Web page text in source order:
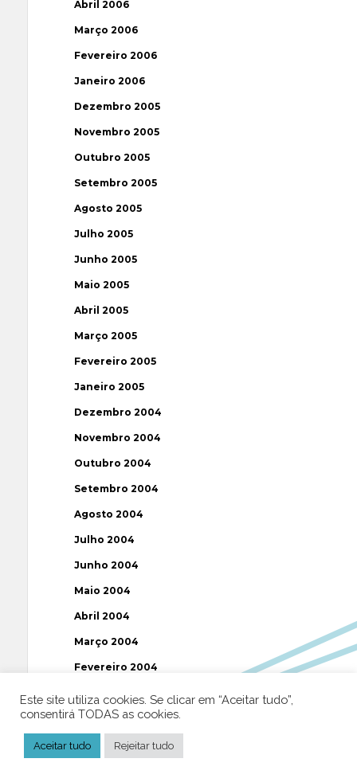
Abril 2006
Março 2006
Fevereiro 2006
Janeiro 2006
Dezembro 2005
Novembro 2005
Outubro 2005
Setembro 2005
Agosto 2005
Julho 2005
Junho 2005
Maio 2005
Abril 2005
Março 2005
Fevereiro 2005
Janeiro 2005
Dezembro 2004
Novembro 2004
Outubro 2004
Setembro 2004
Agosto 2004
Julho 2004
Junho 2004
Maio 2004
Abril 2004
Março 2004
Fevereiro 2004
Janeiro 2004
Dezembro 2003
Novembro 2003
Este site utiliza cookies. Se clicar em “Aceitar tudo”,
consentirá TODAS as cookies.
Aceitar tudo Rejeitar tudo